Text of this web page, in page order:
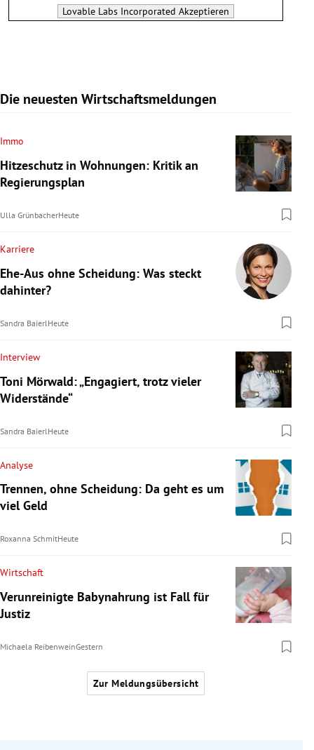
Lovable Labs Incorporated Akzeptieren
Die neuesten Wirtschaftsmeldungen
Immo
Hitzeschutz in Wohnungen: Kritik an
Regierungsplan
Ulla GrünbacherHeute
Karriere
Ehe-Aus ohne Scheidung: Was steckt
dahinter?
Sandra Baierl Heute
Interview
Toni Mörwald: „Engagiert, trotz vieler
Widerstände“
Sandra Baierl Heute
Analyse
Trennen, ohne Scheidung: Da geht es um
viel Geld
Roxanna SchmitHeute
Wirtschaft
Verunreinigte Babynahrung ist Fall für
Justiz
Michaela ReibenweinGestern
Zur Meldungsübersicht